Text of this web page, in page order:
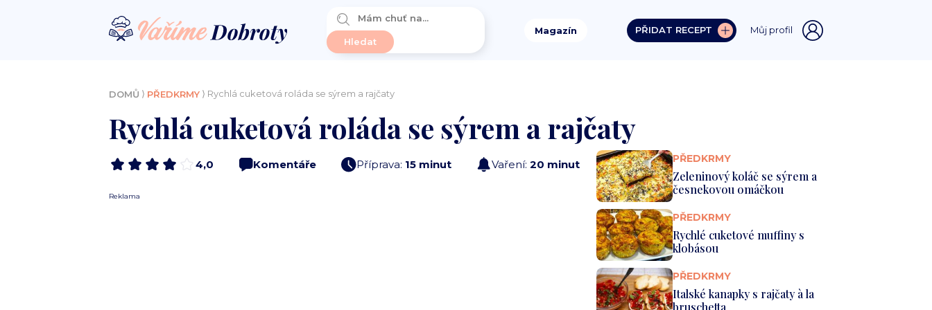
Magazín PŘIDAT RECEPT Můj profil
DOMŮ ⟩ PŘEDKRMY⟩ Rychlá cuketová roláda se sýrem a rajčaty
Rychlá cuketová roláda se sýrem a rajčaty
4,0 Komentáře Příprava: 15 minut Vaření: 20 minut
Reklama
PŘEDKRMY
Zeleninový koláč se sýrem a
česnekovou omáčkou
PŘEDKRMY
Rychlé cuketové muffiny s
klobásou
PŘEDKRMY
Italské kanapky s rajčaty à la
bruschetta